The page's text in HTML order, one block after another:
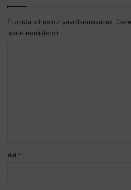
E-posta adresiniz yayınlanmayacak.
işaretlenmişlerdir
Ad *